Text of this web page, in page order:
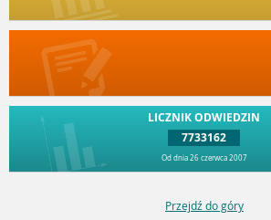
LICZNIK ODWIEDZIN
7733162
Od dnia 26 czerwca 2007
Przejdź do góry